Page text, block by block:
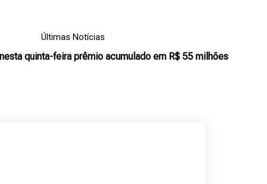
Últimas Notícias
quinta-feira prêmio acumulado em R$ 55 milhões